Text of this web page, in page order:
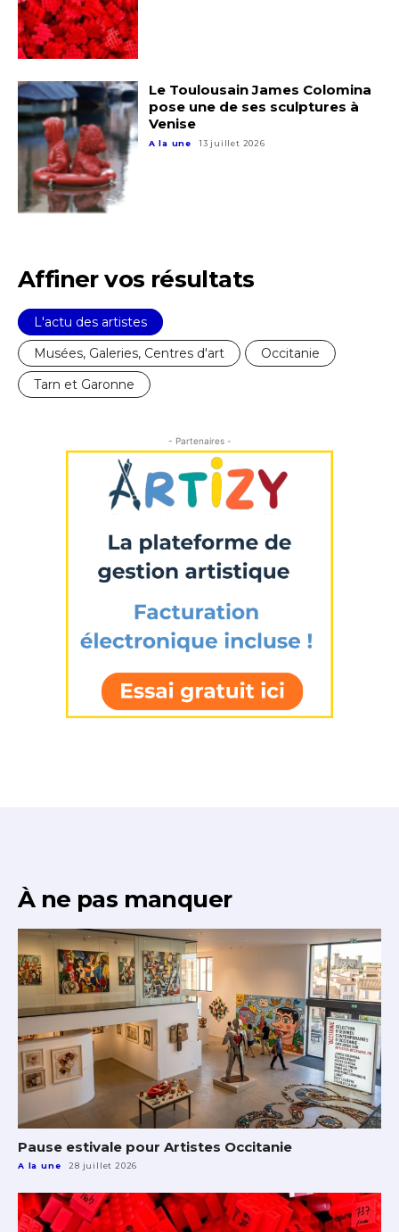
Le Toulousain James Colomina
pose une de ses sculptures à
Venise
A la une 13 juillet 2026
Affiner vos résultats
L'actu des artistes
Musées, Galeries, Centres d'art
Occitanie
Tarn et Garonne
- Partenaires -
À ne pas manquer
Pause estivale pour Artistes Occitanie
A la une 28 juillet 2026